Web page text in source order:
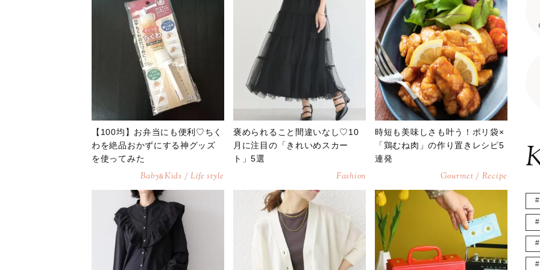
【100均】お弁当にも便利♡ちく
わを絶品おかずにする神グッズ
を使ってみた
Baby&Kids / Life style
褒められること間違いなし♡10
月に注目の「きれいめスカー
ト」5選
Fashion
時短も美味しさも叶う！ポリ袋×
「鶏むね肉」の作り置きレシピ5
連発
Gourmet / Recipe